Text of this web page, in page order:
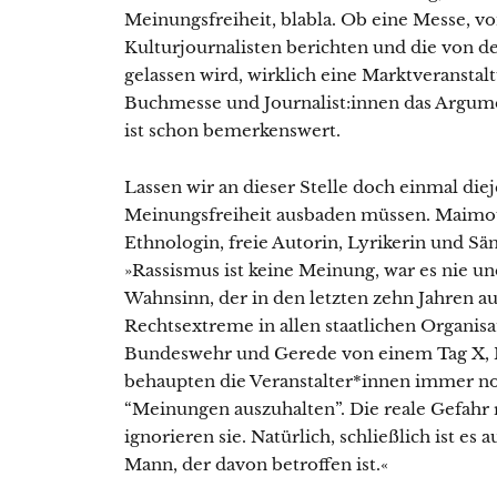
Meinungsfreiheit, blabla. Ob eine Messe,
Kulturjournalisten berichten und die von
gelassen wird, wirklich eine
Buchmesse und Journalist:innen das
ist schon bemerkenswert.
Lassen wir an dieser Stelle doch einmal
Meinungsfreiheit ausbaden müssen.
Ethnologin, freie Autorin, Lyrikerin und
»Rassismus ist keine Meinung, war es nie
Wahnsinn, der in den letzten zehn Jahren
Rechtsextreme in allen staatlichen
Bundeswehr und Gerede von einem Tag
behaupten die Veranstalter*innen immer
“Meinungen auszuhalten”. Die reale
ignorieren sie. Natürlich, schließlich ist es
Mann, der davon betroffen ist.«